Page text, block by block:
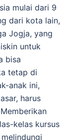
mulai dari 9
dari kota lain,
Jogja, yang
untuk
bisa
tetap di
anak ini,
harus
kelas kursus